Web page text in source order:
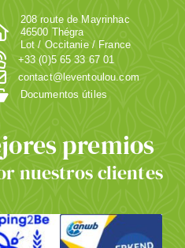
208 route de Mayrinhac
46500 Thégra
Lot / Occitanie / France
+33 (0)5 65 33 67 01
contact@leventoulou.com
Documentos útiles
premios
nuestros clientes